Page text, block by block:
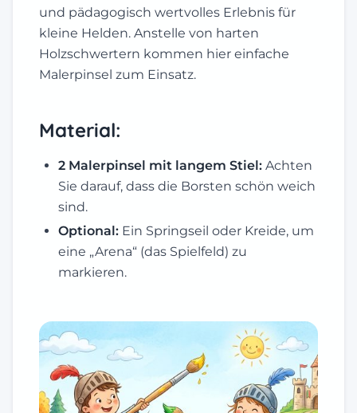
und pädagogisch wertvolles Erlebnis für
kleine Helden. Anstelle von harten
Holzschwertern kommen hier einfache
Malerpinsel zum Einsatz.
Material:
2 Malerpinsel mit langem Stiel: Achten
Sie darauf, dass die Borsten schön weich
sind.
Optional: Ein Springseil oder Kreide, um
eine „Arena“ (das Spielfeld) zu
markieren.